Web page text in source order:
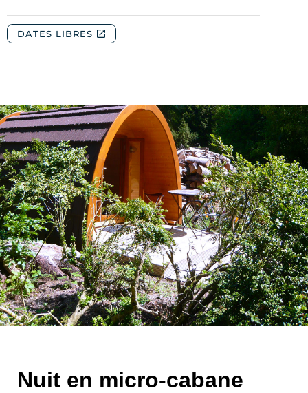
Nuit en micro-cabane